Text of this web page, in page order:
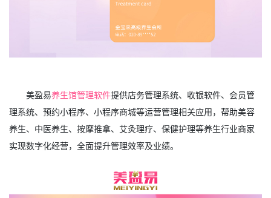
美盈易养生馆管理软件提供店务管理系统、收银软件、会员管
理系统、预约小程序、小程序商城等运营管理相关应用，帮助美容
养生、中医养生、按摩推拿、艾灸理疗、保健护理等养生行业商家
实现数字化经营，全面提升管理效率及业绩。